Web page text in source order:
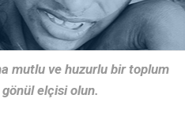
mutlu ve huzurlu bir toplum
elçisi olun.